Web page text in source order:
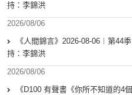
持：李錦洪
2026/08/06
《人間錦言》2026-08-06︱第44
持：李錦洪
2026/08/06
《D100 有聲書《你所不知道的4